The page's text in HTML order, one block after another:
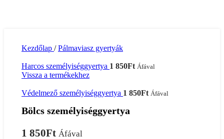
Kezdőlap / Pálmaviasz gyertyák
Harcos személyiséggyertya 1 850Ft Áfával
Vissza a termékekhez
Védelmező személyiséggyertya 1 850Ft Áfával
Bölcs személyiséggyertya
1 850Ft Áfával